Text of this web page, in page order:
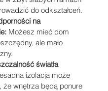
do odkształceń.
na
Możesz mieć dom
ale mało
światła
izolacja może
że wnętrza będą ponure